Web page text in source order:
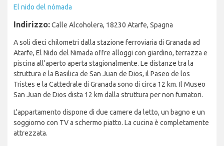
El nido del nómada
Indirizzo:Calle Alcoholera, 18230 Atarfe, Spagna
A soli dieci chilometri dalla stazione ferroviaria di Granada ad
Atarfe, El Nido del Nimada offre alloggi con giardino, terrazza e
piscina all'aperto aperta stagionalmente. Le distanze tra la
struttura e la Basilica de San Juan de Dios, il Paseo de los
Tristes e la Cattedrale di Granada sono di circa 12 km. Il Museo
San Juan de Dios dista 12 km dalla struttura per non fumatori.
L'appartamento dispone di due camere da letto, un bagno e un
soggiorno con TV a schermo piatto. La cucina è completamente
attrezzata.